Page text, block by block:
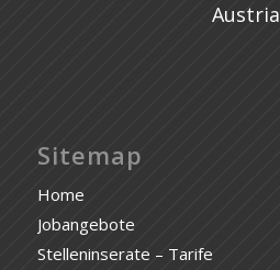
Austria
Sitemap
Home
Jobangebote
Stelleninserate – Tarife